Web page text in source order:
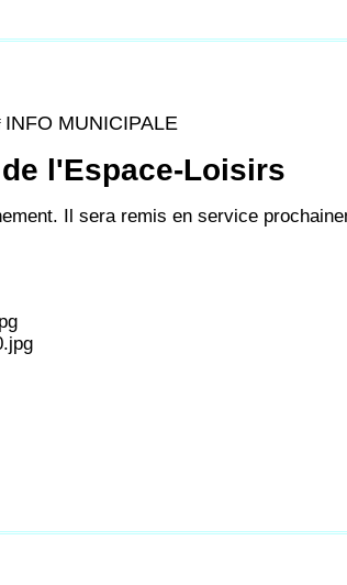
INFO MUNICIPALE
l'Espace-Loisirs
Il sera remis en service